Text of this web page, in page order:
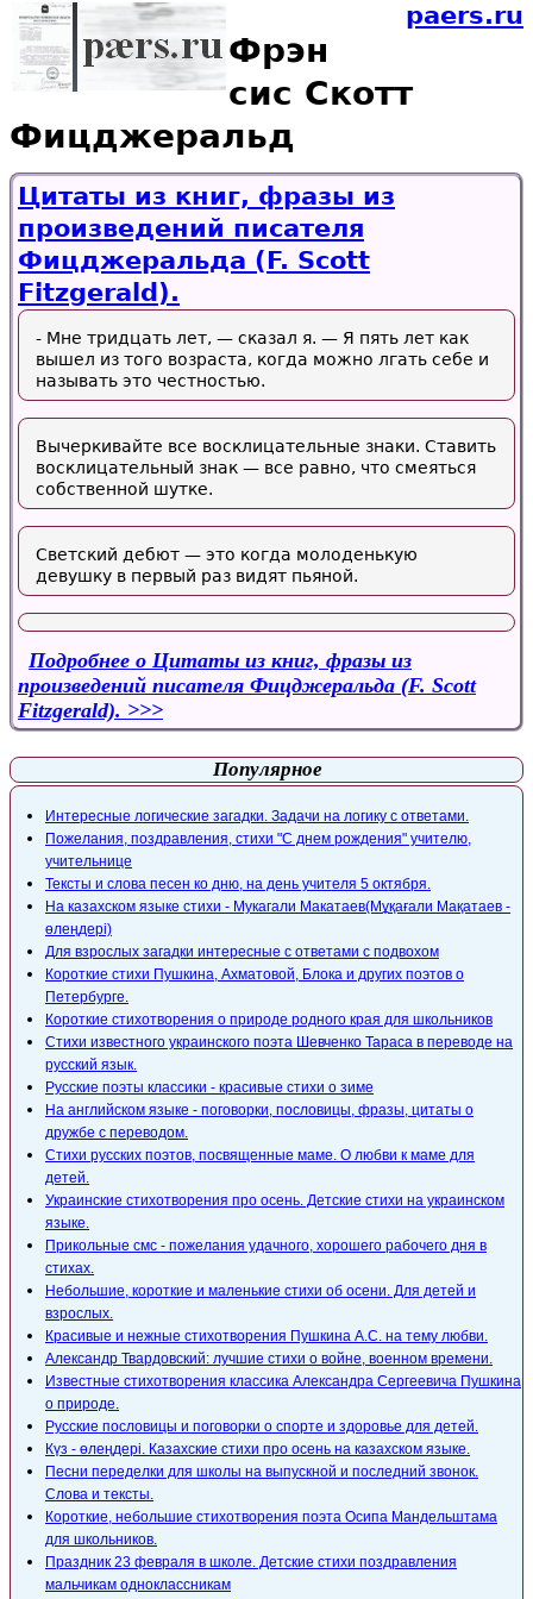
paers.ru
Фрэн
сис Скотт
Фицджеральд
Цитаты из книг, фразы из
произведений писателя
Фицджеральда (F. Scott
Fitzgerald).
- Мне тридцать лет, — сказал я. — Я пять лет как
вышел из того возраста, когда можно лгать себе и
называть это честностью.
Вычеркивайте все восклицательные знаки. Ставить
восклицательный знак — все равно, что смеяться
собственной шутке.
Светский дебют — это когда молоденькую
девушку в первый раз видят пьяной.
Подробнее о Цитаты из книг, фразы из
произведений писателя Фицджеральда (F. Scott
Fitzgerald).
Популярное
Интересные логические загадки. Задачи на логику с ответами.
Пожелания, поздравления, стихи "С днем рождения" учителю,
учительнице
Тексты и слова песен ко дню, на день учителя 5 октября.
На казахском языке стихи - Мукагали Макатаев(Мұқағали Мақатаев -
өлеңдері)
Для взрослых загадки интересные с ответами с подвохом
Короткие стихи Пушкина, Ахматовой, Блока и других поэтов о
Петербурге.
Короткие стихотворения о природе родного края для школьников
Стихи известного украинского поэта Шевченко Тараса в переводе на
русский язык.
Русские поэты классики - красивые стихи о зиме
На английском языке - поговорки, пословицы, фразы, цитаты о
дружбе с переводом.
Стихи русских поэтов, посвященные маме. О любви к маме для
детей.
Украинские стихотворения про осень. Детские стихи на украинском
языке.
Прикольные смс - пожелания удачного, хорошего рабочего дня в
стихах.
Небольшие, короткие и маленькие стихи об осени. Для детей и
взрослых.
Красивые и нежные стихотворения Пушкина А.С. на тему любви.
Александр Твардовский: лучшие стихи о войне, военном времени.
Известные стихотворения классика Александра Сергеевича Пушкина
о природе.
Русские пословицы и поговорки о спорте и здоровье для детей.
Күз - өлеңдері. Казахские стихи про осень на казахском языке.
Песни переделки для школы на выпускной и последний звонок.
Слова и тексты.
Короткие, небольшие стихотворения поэта Осипа Мандельштама
для школьников.
Праздник 23 февраля в школе. Детские стихи поздравления
мальчикам одноклассникам